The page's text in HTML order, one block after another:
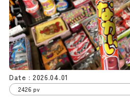
2026.04.01
2426 pv